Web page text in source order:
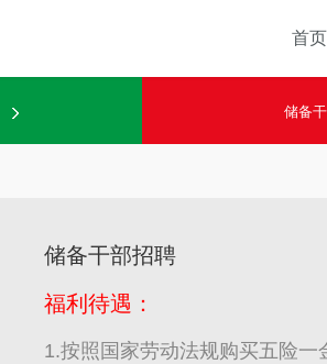
首页
储备
储备干部招聘
福利待遇：
1.按照国家劳动法规购买五险一